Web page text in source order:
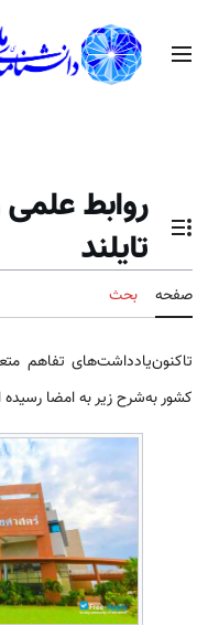
محتوامنوی اصلی
تغییر وضعیت فهرست محتویات
روابط
تایلند
صفحه بحث
تاکنون‌یادداشت‌های تفاهم
کشور به‌شرح زیر به امضا